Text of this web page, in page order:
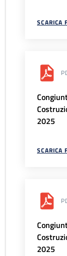
SCARICA
2025
SCARICA
2025